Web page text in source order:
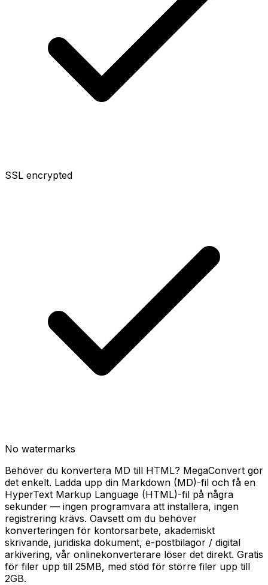
SSL encrypted
No watermarks
Behöver du konvertera MD till HTML? MegaConvert gör
det enkelt. Ladda upp din Markdown (MD)-fil och få en
HyperText Markup Language (HTML)-fil på några
sekunder — ingen programvara att installera, ingen
registrering krävs. Oavsett om du behöver
konverteringen för kontorsarbete, akademiskt
skrivande, juridiska dokument, e-postbilagor / digital
arkivering, vår onlinekonverterare löser det direkt. Gratis
för filer upp till 25MB, med stöd för större filer upp till
2GB.